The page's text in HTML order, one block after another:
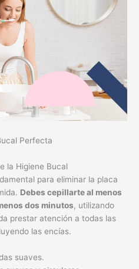
Perfecta
la Higiene Bucal
para eliminar la placa
Debes cepillarte al menos
prestar atención a todas las
suaves.
suaves y circulares.
para evitar dañar las
bacterias.